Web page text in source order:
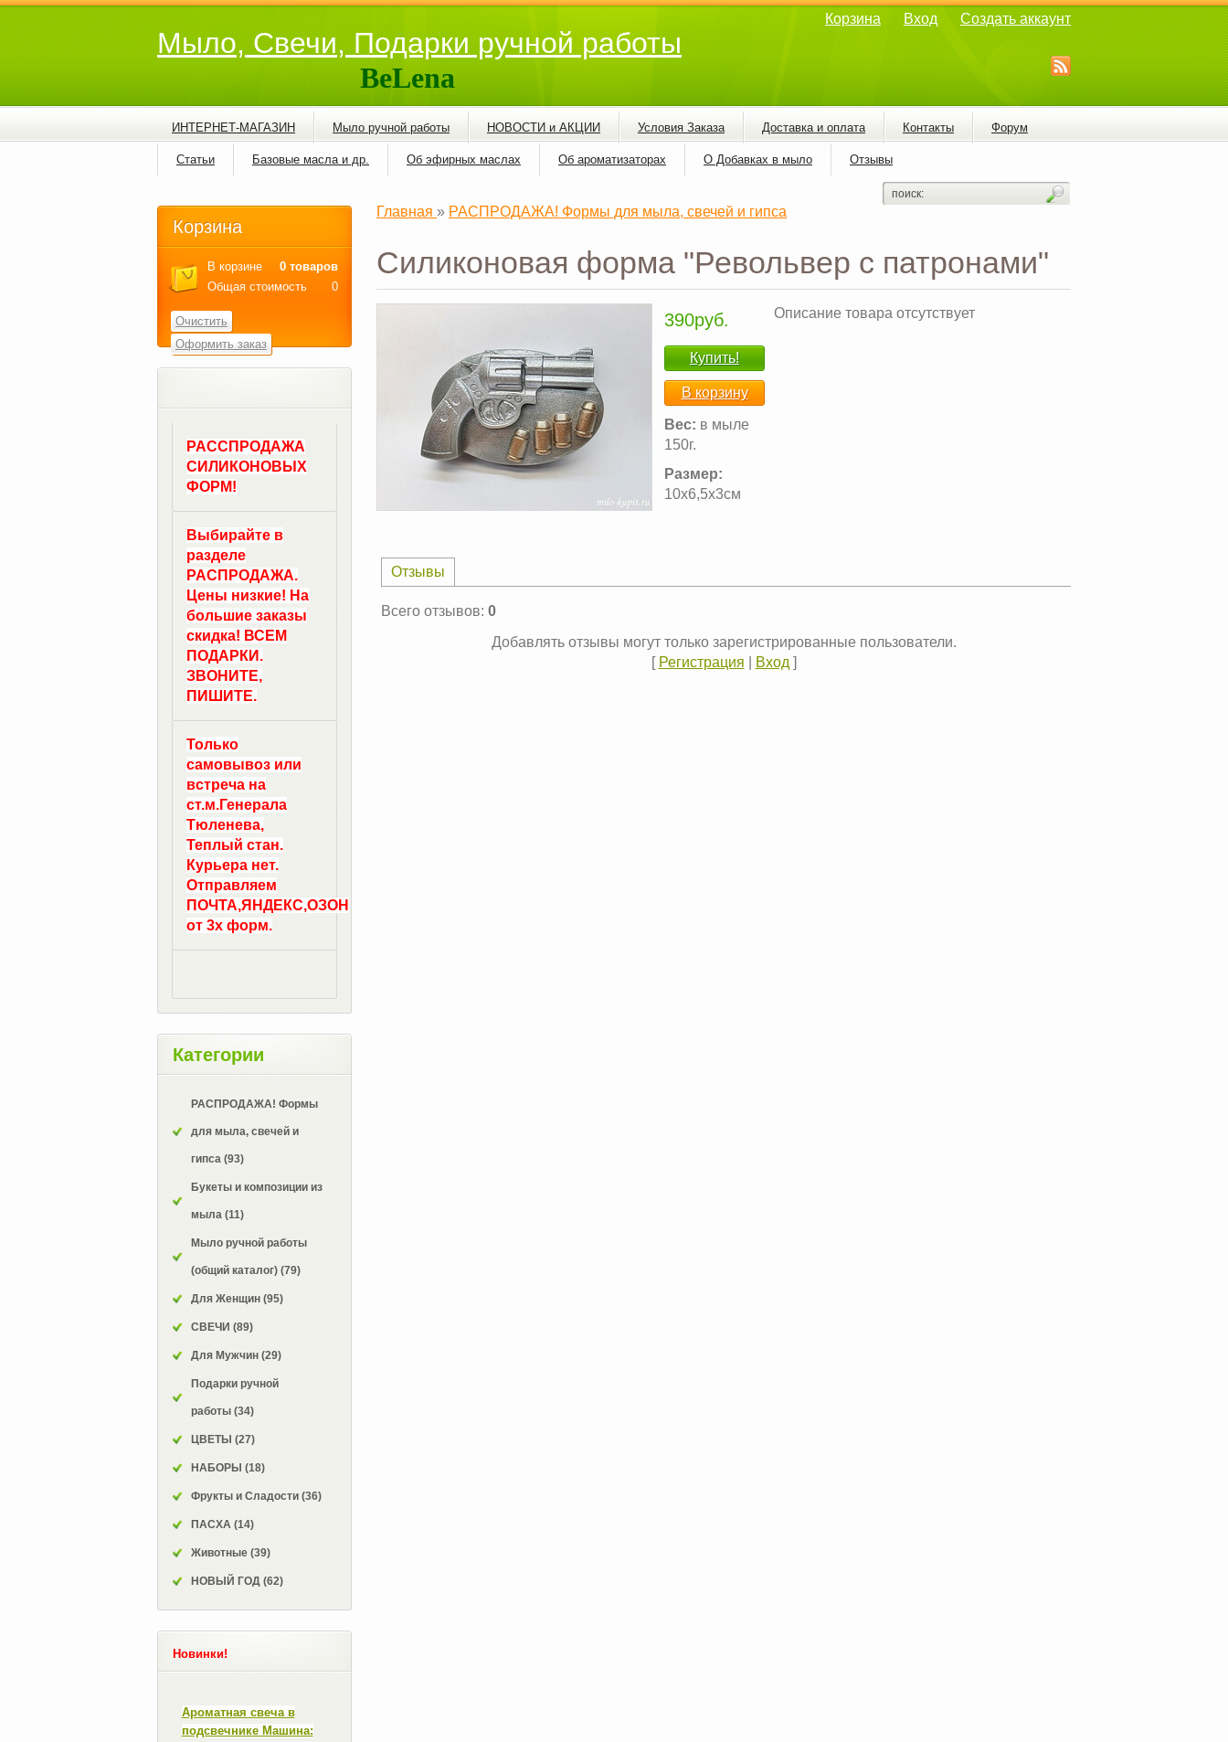
Мыло, Свечи, Подарки ручной работы
BeLena
Корзина Вход Создать аккаунт
ИНТЕРНЕТ-МАГАЗИН Мыло ручной работы НОВОСТИ и АКЦИИ Условия Заказа Доставка и оплата Контакты Форум
Статьи Базовые масла и др. Об эфирных маслах Об ароматизаторах О Добавках в мыло Отзывы
Главная » РАСПРОДАЖА! Формы для мыла, свечей и гипса
Силиконовая форма "Револьвер с патронами"
390руб.
Купить!
В корзину
Вес: в мыле
150г.
Размер:
10х6,5х3см
Описание товара отсутствует
Отзывы
Всего отзывов: 0
Добавлять отзывы могут только зарегистрированные пользователи.
[ Регистрация Вход ]
Корзина
В корзине
0 товаров
Общая стоимость
0
Очистить
Оформить заказ
РАССПРОДАЖА
СИЛИКОНОВЫХ
ФОРМ!
Выбирайте в
разделе
РАСПРОДАЖА.
Цены низкие! На
большие заказы
скидка! ВСЕМ
ПОДАРКИ.
ЗВОНИТЕ,
ПИШИТЕ.
Только
самовывоз или
встреча на
ст.м.Генерала
Тюленева,
Теплый стан.
Курьера нет.
Отправляем
ПОЧТА,ЯНДЕКС,ОЗОН
от 3х форм.
Категории
РАСПРОДАЖА! Формы
для мыла, свечей и
гипса (93)
Букеты и композиции из
мыла (11)
Мыло ручной работы
(общий каталог) (79)
Для Женщин (95)
СВЕЧИ (89)
Для Мужчин (29)
Подарки ручной
работы (34)
ЦВЕТЫ (27)
НАБОРЫ (18)
Фрукты и Сладости (36)
ПАСХА (14)
Животные (39)
НОВЫЙ ГОД (62)
Новинки!
Ароматная свеча в
подсвечнике Машина: